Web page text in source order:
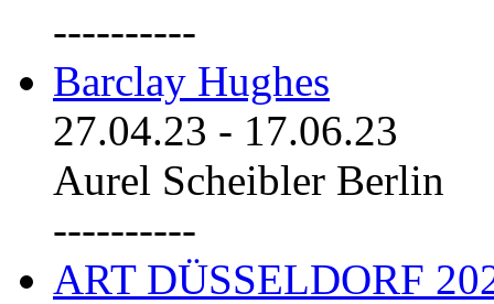
----------
Barclay Hughes
27.04.23 - 17.06.23
Aurel Scheibler Berlin
----------
ART DÜSSELDORF